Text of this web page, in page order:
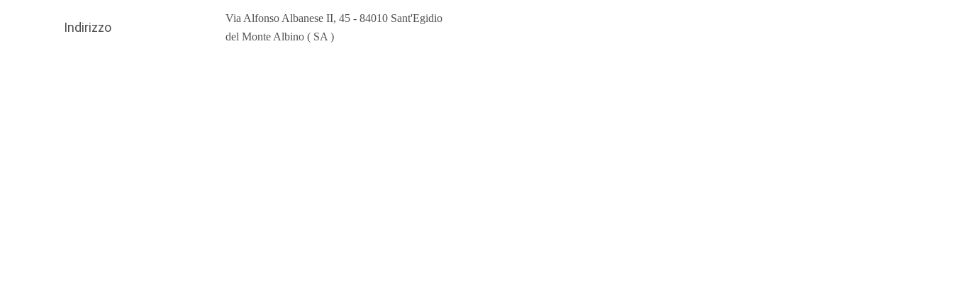
Indirizzo
Via Alfonso Albanese II, 45 - 84010 Sant'Egidio
del Monte Albino ( SA )